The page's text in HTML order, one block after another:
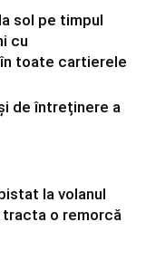
sol pe timpul
cu
toate cartierele
de întreținere a
la volanul
o remorcă